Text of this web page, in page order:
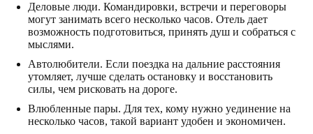
Деловые люди. Командировки, встречи и переговоры
могут занимать всего несколько часов. Отель дает
возможность подготовиться, принять душ и собраться с
мыслями.
Автолюбители. Если поездка на дальние расстояния
утомляет, лучше сделать остановку и восстановить
силы, чем рисковать на дороге.
Влюбленные пары. Для тех, кому нужно уединение на
несколько часов, такой вариант удобен и экономичен.